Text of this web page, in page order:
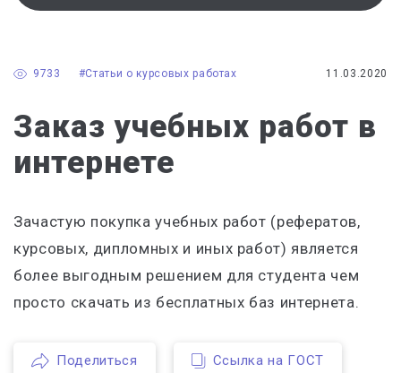
11.03.2020
#Статьи о курсовых работах
9733
Заказ учебных работ в
интернете
Зачастую покупка учебных работ (рефератов,
курсовых, дипломных и иных работ) является
более выгодным решением для студента чем
просто скачать из бесплатных баз интернета.
Поделиться Ссылка на ГОСТ